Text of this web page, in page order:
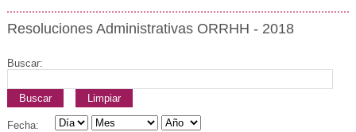
Resoluciones Administrativas ORRHH - 2018
Buscar:
Buscar Limpiar
Fecha: